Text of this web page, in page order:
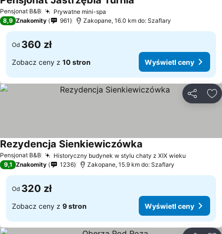
Pensjonat B&B Prywatne mini-spa
8,9 Znakomity 961 Zakopane, 16.0 km do: Szaflary
Od 360 zł
Zobacz ceny z 10 stron Wyświetl ceny
Pensjonat B&B Historyczny budynek w stylu chaty z XIX wieku
Rezydencja Sienkiewiczówka
9,1 Znakomity 1236 Zakopane, 15.9 km do: Szaflary
Od 320 zł
Zobacz ceny z 9 stron Wyświetl ceny